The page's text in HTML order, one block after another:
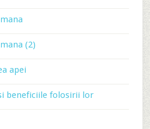
(2)
apei
beneficiile folosirii lor